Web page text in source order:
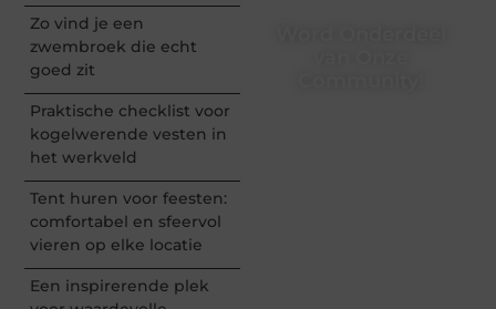
Zo vind je een
zwembroek die echt
goed zit
Praktische checklist voor
kogelwerende vesten in
het werkveld
Tent huren voor feesten:
comfortabel en sfeervol
vieren op elke locatie
Een inspirerende plek